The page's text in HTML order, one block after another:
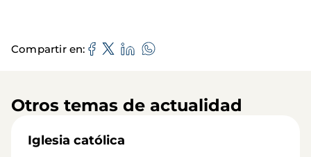
Compartir en
Otros temas de actualidad
Iglesia católica